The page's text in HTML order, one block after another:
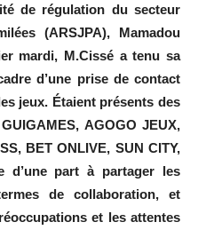
de régulation du secteur
(ARSJPA), Mamadou
mardi, M.Cissé a tenu sa
d’une prise de contact
jeux. Étaient présents des
AGOGO JEUX,
BET ONLIVE, SUN CITY,
d’une part à partager les
de collaboration, et
et les attentes